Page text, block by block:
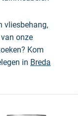
vliesbehang,
onze
Kom
in Breda